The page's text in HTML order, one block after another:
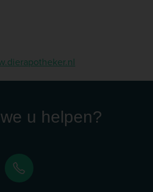
u helpen?